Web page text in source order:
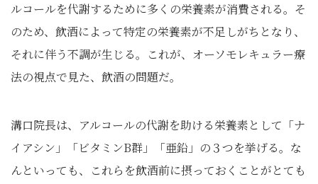
ルコールを代謝するために多くの栄養素が消費される。そ
のため、飲酒によって特定の栄養素が不足しがちとなり、
それに伴う不調が生じる。これが、オーソモレキュラー療
法の視点で見た、飲酒の問題だ。
溝口院長は、アルコールの代謝を助ける栄養素として「ナ
イアシン」「ビタミンB群」「亜鉛」の３つを挙げる。な
んといっても、これらを飲酒前に摂っておくことがとても